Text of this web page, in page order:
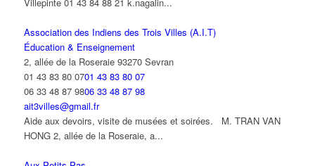
Association des Indiens des Trois Villes (A.I.T)
Éducation & Enseignement
2, allée de la Roseraie 93270 Sevran
01 43 83 80 0701 43 83 80 07
06 33 48 87 9806 33 48 87 98
ait3villes@gmail.fr
Aide aux devoirs, visite de musées et soirées. M. TRAN VAN
HONG 2, allée de la Roseraie, a...